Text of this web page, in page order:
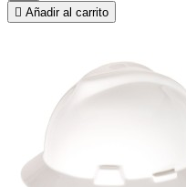
 Añadir al carrito